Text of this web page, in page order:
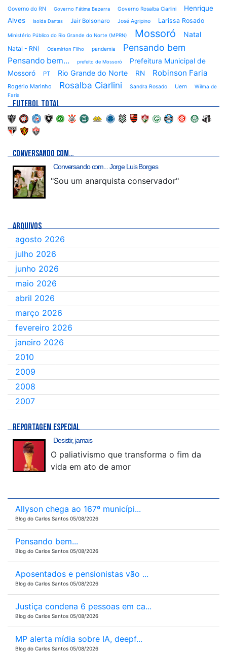
Governo do RN Governo Fátima Bezerra Governo Rosalba Ciarlini
Henrique
Alves
Isolda Dantas Jair Bolsonaro José Agripino Larissa Rosado
Ministério Público do Rio Grande do Norte (MPRN) Mossoró Natal
Natal - RN) Odemirton Filho pandemia Pensando bem
Pensando bem... prefeito de Mossoró
Prefeitura Municipal de
Mossoró
PT Rio Grande do Norte RN Robinson Faria
Rogério Marinho Rosalba Ciarlini Sandra Rosado Uern
Wilma de
Faria
FUTEBOL TOTAL
CONVERSANDO COM…
Conversando com... Jorge Luis Borges
"Sou um anarquista conservador"
ARQUIVOS
agosto 2026
julho 2026
junho 2026
maio 2026
abril 2026
março 2026
fevereiro 2026
janeiro 2026
2010
2009
2008
2007
REPORTAGEM ESPECIAL
Desistir, jamais
O paliativismo que transforma o fim da
vida em ato de amor
Allyson chega ao 167º municípi...
Blog do Carlos Santos 05/08/2026
Pensando bem...
Blog do Carlos Santos 05/08/2026
Aposentados e pensionistas vão ...
Blog do Carlos Santos 05/08/2026
Justiça condena 6 pessoas em ca...
Blog do Carlos Santos 05/08/2026
MP alerta mídia sobre IA, deepf...
Blog do Carlos Santos 05/08/2026